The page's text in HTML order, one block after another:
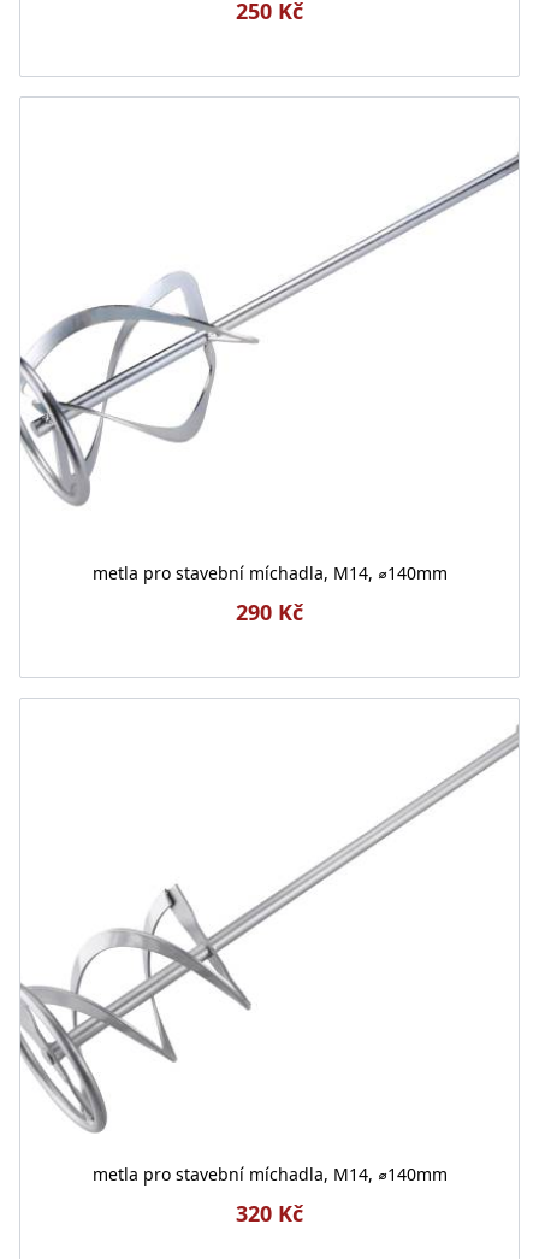
250 Kč
metla pro stavební míchadla, M14, ⌀140mm
290 Kč
metla pro stavební míchadla, M14, ⌀140mm
320 Kč